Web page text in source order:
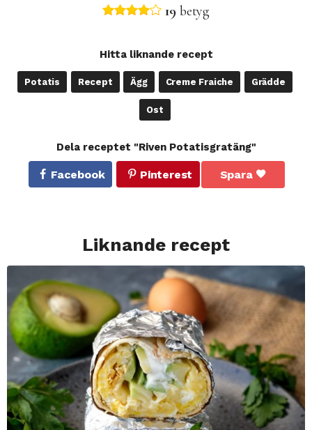
19 betyg
Hitta liknande recept
Potatis Recept Ägg Creme Fraiche Grädde
Ost
Dela receptet "Riven Potatisgratäng"
Facebook Pinterest Spara
Liknande recept